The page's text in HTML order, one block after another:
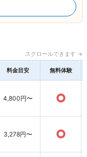
スクロールできます →
料金目安 無料体験
4,800円〜 ○
3,278円〜 ○